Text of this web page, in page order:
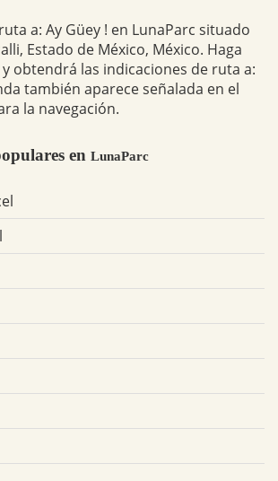
a: Ay Güey ! en LunaParc situado
Estado de México, México. Haga
obtendrá las indicaciones de ruta a:
también aparece señalada en el
la navegación.
en LunaParc